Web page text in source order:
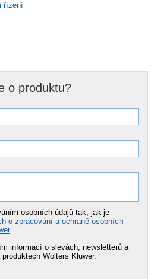
řízení
o produktu?
osobních údajů tak, jak je
o zpracování a ochraně osobních
.
informací o slevách, newsletterů a
Wolters Kluwer.